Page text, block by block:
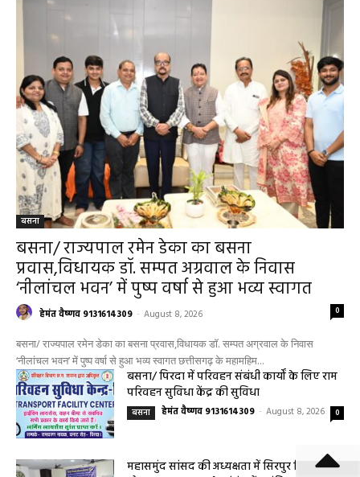
RECENT POSTS
बसना
प्रवास,विधायक डॉ. सम्पत अग्रवाल के निवास
‘नीलांचल भवन’ में पुष्प वर्षा से हुआ भव्य स्वागत
हेमंत वैष्णव 9131614309 - August 8, 2026
बसना/ राज्यपाल रमेन डेका का बसना प्रवास,विधायक डॉ. सम्पत अग्रवाल के निवास
‘नीलांचल भवन’ में पुष्प वर्षा से हुआ भव्य स्वागत छत्तीसगढ़ के महामहिम...
बसना/ पिरदा में परिवहन संबंधी कार्यों के लिए राम